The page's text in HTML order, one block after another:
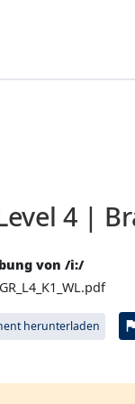
4 |
von /i:/
herunterladen